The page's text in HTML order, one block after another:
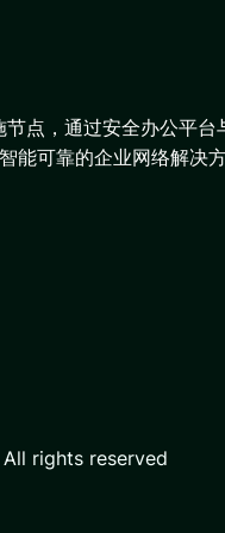
点，通过安全办公平台
能可靠的企业网络解决方
All rights reserved